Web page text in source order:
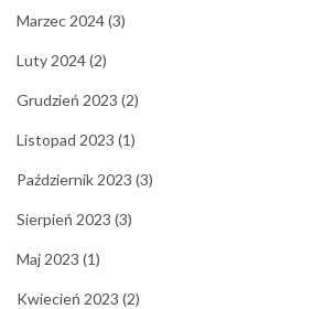
Marzec 2024(3)
Luty 2024(2)
Grudzień 2023 (2)
Listopad 2023 (1)
Październik 2023 (3)
Sierpień 2023 (3)
Maj 2023 (1)
Kwiecień 2023 (2)